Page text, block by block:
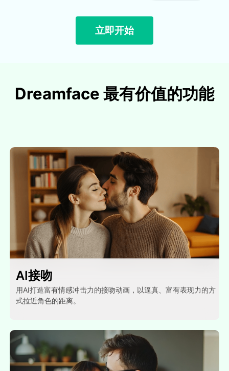
立即开始
Dreamface 最有价值的功能
AI接吻
用AI打造富有情感冲击力的接吻动画，以逼真、富有表现力的方
式拉近角色的距离。